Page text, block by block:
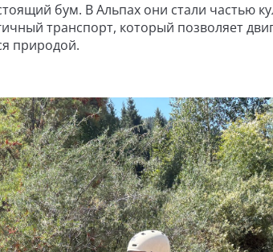
бум. В Альпах они стали частью
транспорт, который позволяет
природой.